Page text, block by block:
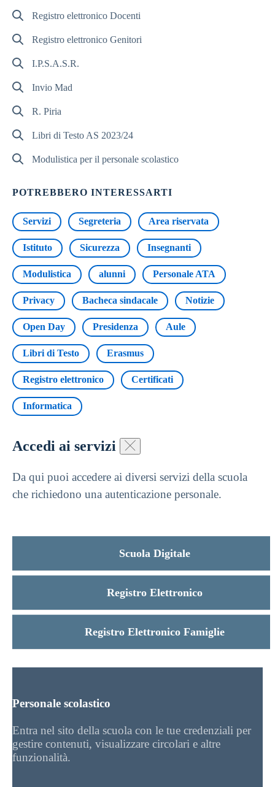
Registro elettronico Docenti
Registro elettronico Genitori
I.P.S.A.S.R.
Invio Mad
R. Piria
Libri di Testo AS 2023/24
Modulistica per il personale scolastico
POTREBBERO INTERESSARTI
Servizi Segreteria Area riservata
Istituto Sicurezza Insegnanti
Modulistica alunni Personale ATA
Privacy Bacheca sindacale Notizie
Open Day Presidenza Aule
Libri di Testo Erasmus
Registro elettronico Certificati
Informatica
Accedi ai servizi
Da qui puoi accedere ai diversi servizi della scuola
che richiedono una autenticazione personale.
Scuola Digitale
Registro Elettronico
Registro Elettronico Famiglie
Personale scolastico
Entra nel sito della scuola con le tue credenziali per
gestire contenuti, visualizzare circolari e altre
funzionalità.